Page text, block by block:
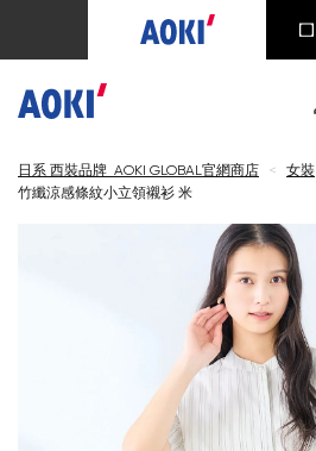
日系 西裝品牌 AOKI GLOBAL官網商店 < 女裝
竹纖涼感條紋小立領襯衫 米
購物車